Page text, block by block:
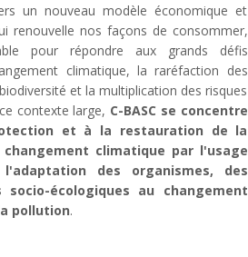
un nouveau modèle économique et
renouvelle nos façons de consommer,
pour répondre aux grands défis
climatique, la raréfaction des
et la multiplication des risques
contexte large, C-BASC se concentre
et à la restauration de la
climatique par l'usage
des organismes, des
écologiques au changement
pollution.